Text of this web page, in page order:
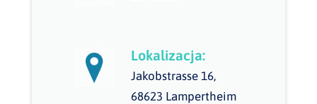
Lokalizacja:
Jakobstrasse 16,
68623 Lampertheim